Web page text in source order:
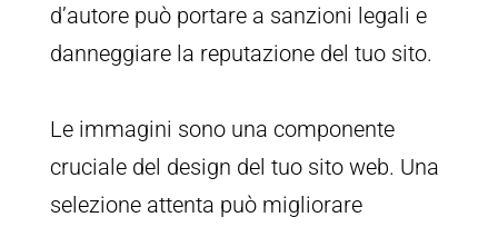
d’autore può portare a sanzioni legali e
danneggiare la reputazione del tuo sito.
Le immagini sono una componente
cruciale del design del tuo sito web. Una
selezione attenta può migliorare